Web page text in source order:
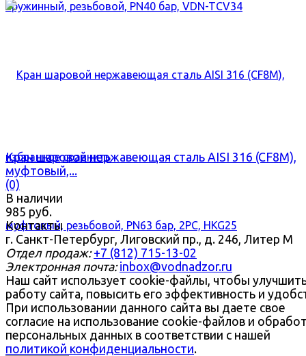
избранное сравнить
Кран шаровой нержавеющая сталь AISI 316 (CF8M),
муфтовый,...
(0)
В наличии
985 руб.
Контакты
г. Санкт-Петербург, Лиговский пр., д. 246, Литер М
Отдел продаж: +7 (812) 715-13-02
Электронная почта: inbox@vodnadzor.ru
Наш сайт использует cookie-файлы, чтобы
работу сайта, повысить его эффективность и
При использовании данного сайта вы даете свое
согласие на использование cookie-файлов и
персональных данных в соответствии с нашей
политикой конфиденциальности.